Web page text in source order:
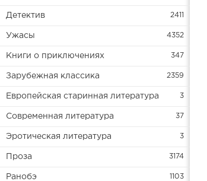
Детектив 2411
Ужасы 4352
Книги о приключениях 347
Зарубежная классика 2359
Европейская старинная литература 3
Современная литература 37
Эротическая литература 3
Проза 3174
Ранобэ 1103